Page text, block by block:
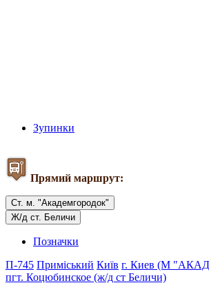
Зупинки
Прямий маршрут:
Ст. м. "Академгородок"
Ж/д ст. Беличи
Позначки
П-745 Приміський Київ г. Киев (М
пгт. Коцюбинское (ж/д ст Беличи)